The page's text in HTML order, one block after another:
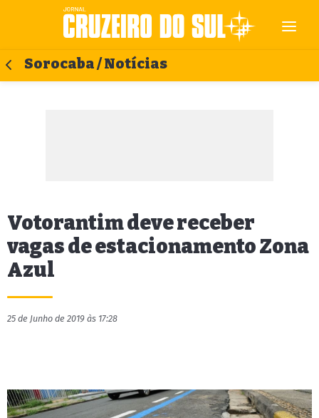
Sorocaba / Notícias
Votorantim deve receber
vagas de estacionamento Zona
Azul
25 de Junho de 2019 às 17:28